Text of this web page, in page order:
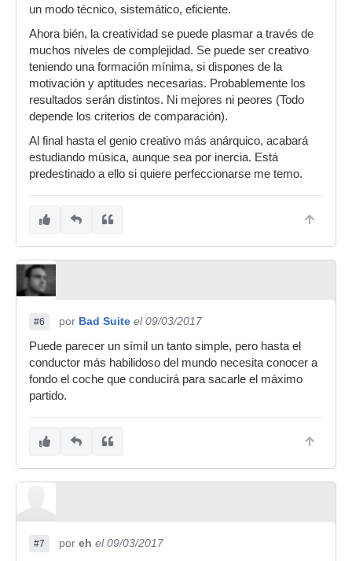
un modo técnico, sistemático, eficiente.
Ahora bién, la creatividad se puede plasmar a través de
muchos niveles de complejidad. Se puede ser creativo
teniendo una formación mínima, si dispones de la
motivación y aptitudes necesarias. Probablemente los
resultados serán distintos. Ni mejores ni peores (Todo
depende los criterios de comparación).
Al final hasta el genio creativo más anárquico, acabará
estudiando música, aunque sea por inercia. Está
predestinado a ello si quiere perfeccionarse me temo.
#6 por Bad Suite el 09/03/2017
Puede parecer un símil un tanto simple, pero hasta el
conductor más habilidoso del mundo necesita conocer a
fondo el coche que conducirá para sacarle el máximo
partido.
#7 por eh el 09/03/2017